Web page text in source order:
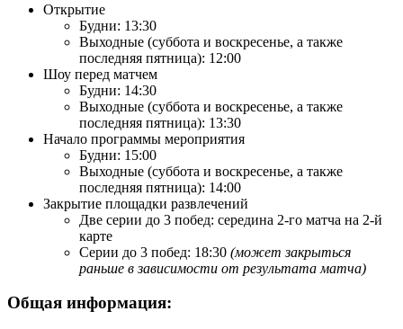
Открытие
Будни: 13:30
Выходные (суббота и воскресенье, а также
последняя пятница): 12:00
Шоу перед матчем
Будни: 14:30
Выходные (суббота и воскресенье, а также
последняя пятница): 13:30
Начало программы мероприятия
Будни: 15:00
Выходные (суббота и воскресенье, а также
последняя пятница): 14:00
Закрытие площадки развлечений
Две серии до 3 побед: середина 2-го матча на 2-й
карте
Серии до 3 побед: 18:30 (может закрыться
раньше в зависимости от результата матча)
Общая информация: